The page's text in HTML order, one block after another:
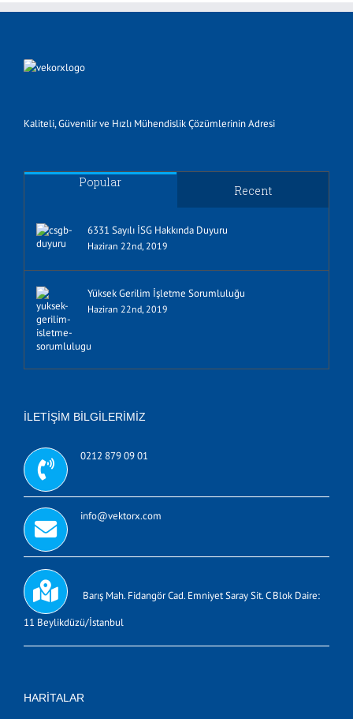
Kaliteli, Güvenilir ve Hızlı Mühendislik Çözümlerinin Adresi
Popular
Recent
6331 Sayılı İSG Hakkında Duyuru
Haziran 22nd, 2019
Yüksek Gerilim İşletme Sorumluluğu
Haziran 22nd, 2019
İLETIŞIM BILGILERIMIZ
0212 879 09 01
info@vektorx.com
Barış Mah. Fidangör Cad. Emniyet Saray Sit. C Blok Daire:
11 Beylikdüzü/İstanbul
HARITALAR